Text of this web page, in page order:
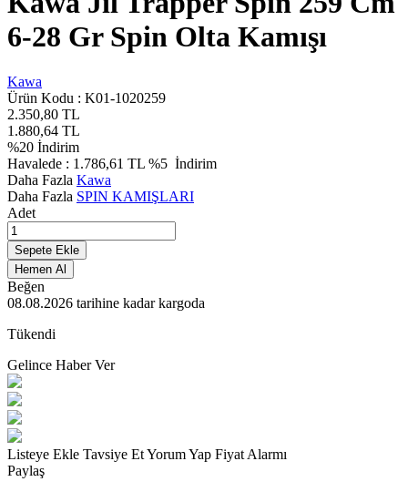
6-28 Gr Spin Olta Kamışı
Kawa
Ürün Kodu : K01-1020259
2.350,80 TL
1.880,64 TL
%20 İndirim
Havalede : 1.786,61 TL %5 İndirim
Daha Fazla Kawa
Daha Fazla SPIN KAMIŞLARI
Adet
Sepete Ekle
Hemen Al
Beğen
08.08.2026 tarihine kadar kargoda
Tükendi
Gelince Haber Ver
Listeye Ekle Tavsiye EtYorum Yap Fiyat Alarmı
Paylaş